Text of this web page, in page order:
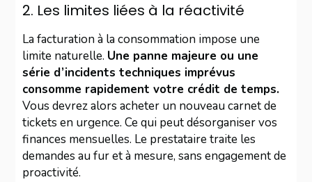
2. Les limites liées à la réactivité
La facturation à la consommation impose une
limite naturelle. Une panne majeure ou une
série d’incidents techniques imprévus
consomme rapidement votre crédit de temps.
Vous devrez alors acheter un nouveau carnet de
tickets en urgence. Ce qui peut désorganiser vos
finances mensuelles. Le prestataire traite les
demandes au fur et à mesure, sans engagement de
proactivité.